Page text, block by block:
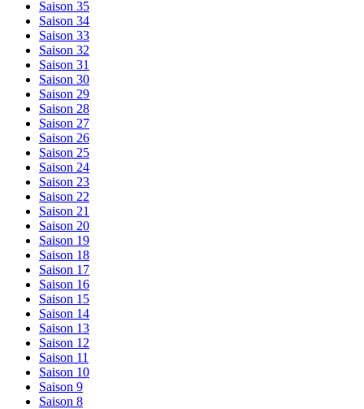
Saison 35
Saison 34
Saison 33
Saison 32
Saison 31
Saison 30
Saison 29
Saison 28
Saison 27
Saison 26
Saison 25
Saison 24
Saison 23
Saison 22
Saison 21
Saison 20
Saison 19
Saison 18
Saison 17
Saison 16
Saison 15
Saison 14
Saison 13
Saison 12
Saison 11
Saison 10
Saison 9
Saison 8